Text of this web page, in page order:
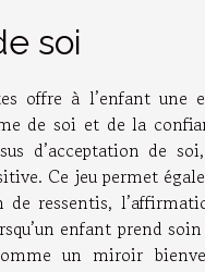
soi
offre à l’enfant
de soi et de la
d’acceptation de
Ce jeu permet
de ressentis,
enfant prend
un miroir